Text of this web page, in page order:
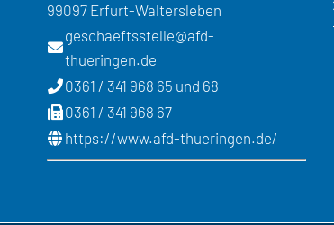
99097 Erfurt-Waltersleben
geschaeftsstelle@afd-
thueringen.de
0361 / 341 968 65 und 68
0361 / 341 968 67
https://www.afd-thueringen.de/